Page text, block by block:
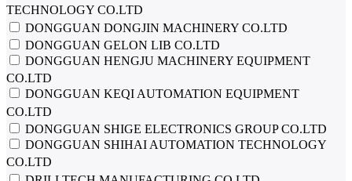
TECHNOLOGY CO.LTD
DONGGUAN DONGJIN MACHINERY CO.LTD
DONGGUAN GELON LIB CO.LTD
DONGGUAN HENGJU MACHINERY EQUIPMENT
CO.LTD
DONGGUAN KEQI AUTOMATION EQUIPMENT
CO.LTD
DONGGUAN SHIGE ELECTRONICS GROUP CO.LTD
DONGGUAN SHIHAI AUTOMATION TECHNOLOGY
CO.LTD